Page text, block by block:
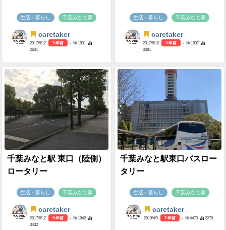
生活・暮らし 千葉みなと駅
caretaker
2017/6/12 9 年前
- №1831
2631
生活・暮らし 千葉みなと駅
caretaker
2017/6/12 9 年前
- №1837
3381
千葉みなと駅 東口（陸側）
ロータリー
生活・暮らし 千葉みなと駅
caretaker
2017/6/12 9 年前
- №1842
3432
千葉みなと駅東口バスロー
タリー
生活・暮らし 千葉みなと駅
caretaker
2019/4/3 7 年前 - №4470 2279